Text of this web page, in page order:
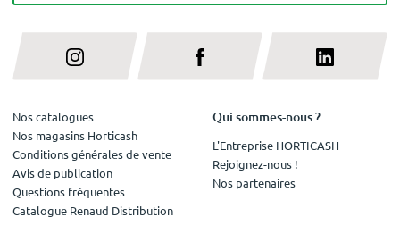
Nos catalogues
Nos magasins Horticash
Conditions générales de vente
Avis de publication
Questions fréquentes
Catalogue Renaud Distribution
Qui sommes-nous ?
L'Entreprise HORTICASH
Rejoignez-nous !
Nos partenaires